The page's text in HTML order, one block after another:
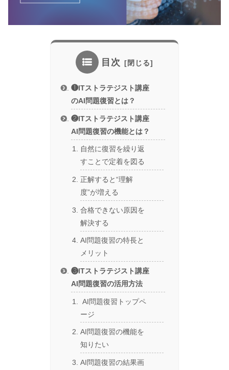
目次
❶ITストラテジスト講座
のAI問題復習とは？
❷ITストラテジスト講座
AI問題復習の機能とは？
自然に復習を繰り返
すことで定着を図る
正解すると“理解
度”が増える
合格できない原因を
解決する
AI問題復習の特長と
メリット
❸ITストラテジスト講座
AI問題復習の活用方法
AI問題復習トップペ
ージ
AI問題復習の機能を
知りたい
AI問題復習の結果画